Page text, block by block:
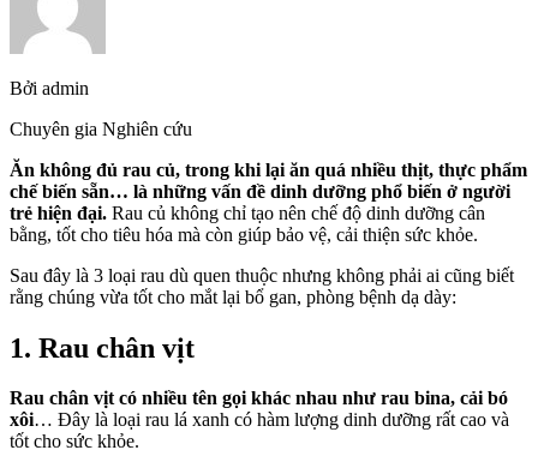
Bởi admin
Chuyên gia Nghiên cứu
Ăn không đủ rau củ, trong khi lại ăn quá nhiều thịt, thực phẩm
chế biến sẵn… là những vấn đề dinh dưỡng phổ biến ở người
trẻ hiện đại. Rau củ không chỉ tạo nên chế độ dinh dưỡng cân
bằng, tốt cho tiêu hóa mà còn giúp bảo vệ, cải thiện sức khỏe.
Sau đây là 3 loại rau dù quen thuộc nhưng không phải ai cũng biết
rằng chúng vừa tốt cho mắt lại bổ gan, phòng bệnh dạ dày:
1. Rau chân vịt
Rau chân vịt có nhiều tên gọi khác nhau như rau bina, cải bó
xôi… Đây là loại rau lá xanh có hàm lượng dinh dưỡng rất cao và
tốt cho sức khỏe.